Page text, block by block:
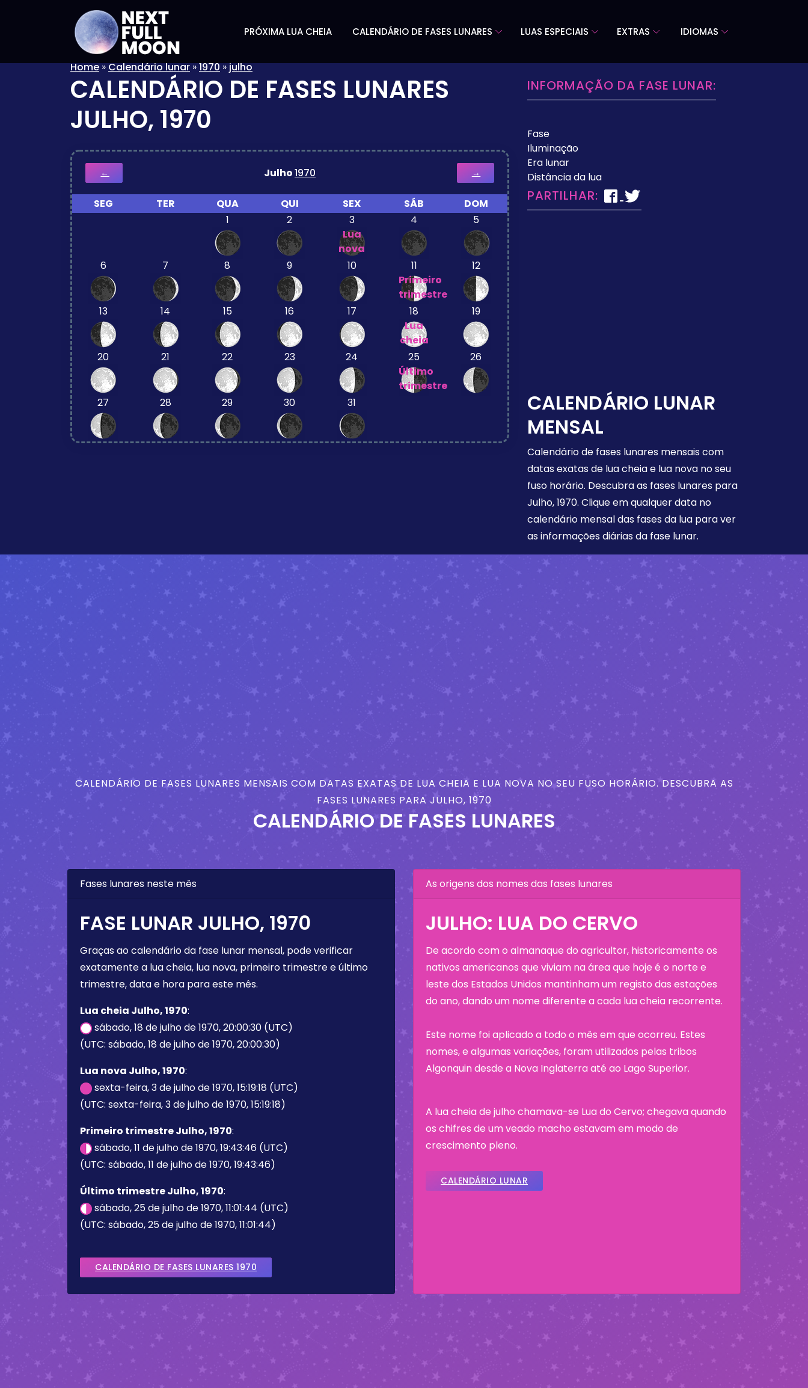
PRÓXIMA LUA CHEIA CALENDÁRIO DE FASES LUNARES LUAS ESPECIAIS EXTRAS IDIOMAS
Home»Calendário lunar»1970»julho
CALENDÁRIO DE FASES LUNARES
JULHO, 1970
← Julho1970 →
SEG TER QUA QUI SEX SÁB
DOM
1
2
3
Lua
nova
4 5
6 7 8 9 10
11
Primeiro
trimestre
12
13 14 15 16 17
18
Lua
cheia
19
20 21 22 23 24
25
Último
trimestre
26
27 28 29 30 31
INFORMAÇÃO DA FASE LUNAR:
Fase
Iluminação
Era lunar
Distância da lua
PARTILHAR:
CALENDÁRIO LUNAR
MENSAL
Calendário de fases lunares mensais com
datas exatas de lua cheia e lua nova no seu
fuso horário. Descubra as fases lunares para
Julho, 1970. Clique em qualquer data no
calendário mensal das fases da lua para ver
as informações diárias da fase lunar.
CALENDÁRIO DE FASES LUNARES MENSAIS COM DATAS EXATAS DE LUA CHEIA E LUA NOVA NO SEU FUSO HORÁRIO. DESCUBRA AS
FASES LUNARES PARA JULHO, 1970
CALENDÁRIO DE FASES LUNARES
Fases lunares neste mês
FASE LUNAR JULHO, 1970
Graças ao calendário da fase lunar mensal, pode verificar
exatamente a lua cheia, lua nova, primeiro trimestre e último
trimestre, data e hora para este mês.
Lua cheia Julho, 1970:
sábado, 18 de julho de 1970, 20:00:30 (UTC)
(UTC: sábado, 18 de julho de 1970, 20:00:30)
Lua nova Julho, 1970:
sexta-feira, 3 de julho de 1970, 15:19:18 (UTC)
(UTC: sexta-feira, 3 de julho de 1970, 15:19:18)
Primeiro trimestre Julho, 1970:
sábado, 11 de julho de 1970, 19:43:46 (UTC)
(UTC: sábado, 11 de julho de 1970, 19:43:46)
Último trimestre Julho, 1970:
sábado, 25 de julho de 1970, 11:01:44 (UTC)
(UTC: sábado, 25 de julho de 1970, 11:01:44)
CALENDÁRIO DE FASES LUNARES 1970
As origens dos nomes das fases lunares
JULHO: LUA DO CERVO
De acordo com o almanaque do agricultor, historicamente os
nativos americanos que viviam na área que hoje é o norte e
leste dos Estados Unidos mantinham um registo das estações
do ano, dando um nome diferente a cada lua cheia recorrente.
Este nome foi aplicado a todo o mês em que ocorreu. Estes
nomes, e algumas variações, foram utilizados pelas tribos
Algonquin desde a Nova Inglaterra até ao Lago Superior.
A lua cheia de julho chamava-se Lua do Cervo; chegava quando
os chifres de um veado macho estavam em modo de
crescimento pleno.
CALENDÁRIO LUNAR